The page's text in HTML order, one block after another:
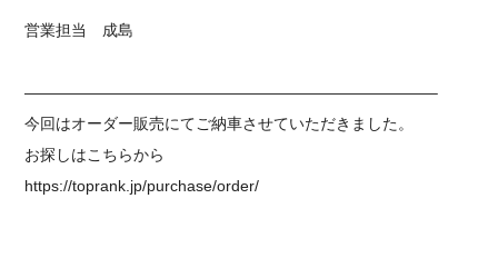
営業担当 成島
——————————————————————————–
今回はオーダー販売にてご納車させていただきました。
お探しはこちらから
https://toprank.jp/purchase/order/